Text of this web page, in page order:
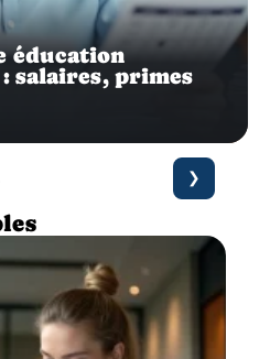
éducation
salaires, primes